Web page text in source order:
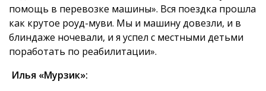
помощь в перевозке машины». Вся поездка прошла
как крутое роуд-муви. Мы и машину довезли, и в
блиндаже ночевали, и я успел с местными детьми
поработать по реабилитации».
Илья «Мурзик»: